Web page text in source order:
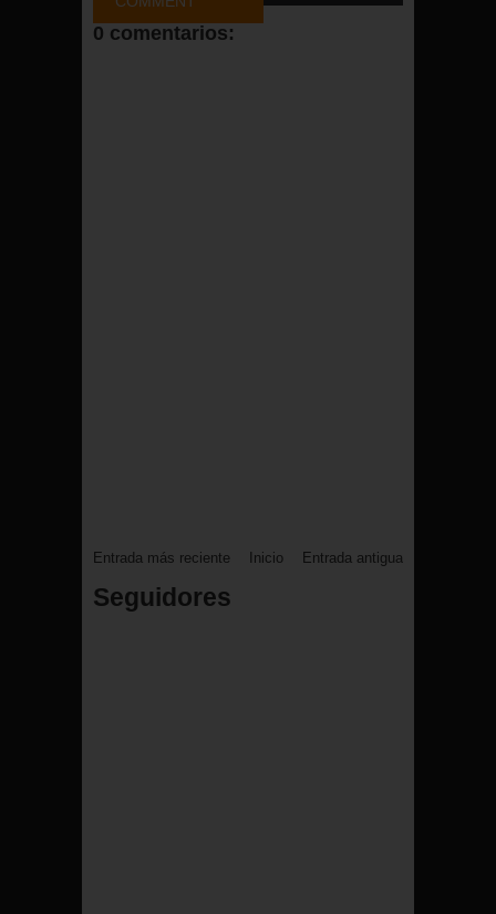
FACEBOOK
0 comentarios:
Entrada más reciente Entrada antigua
Inicio
Seguidores